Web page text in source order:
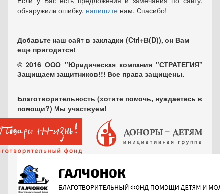
обнаружили ошибку, напишите нам. Спасибо!
Добавьте наш сайт в закладки (Ctrl+В(D)), он Вам
еще пригодится!
© 2016 ООО "Юридическая компания "СТРАТЕГИЯ"
Защищаем защитников!!! Все права защищены.
Благотворительность (хотите помочь, нуждаетесь в
помощи?) Мы участвуем!